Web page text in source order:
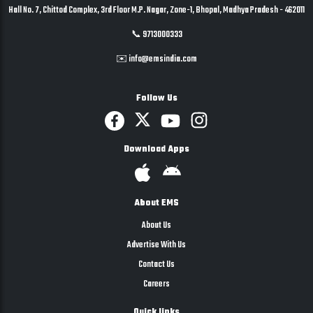
Hall No. 7, Chittod Complex, 3rd Floor M.P. Nagar, Zone-1, Bhopal, Madhya Pradesh - 462011
📞 9713000333
✉️ info@emsindia.com
Follow Us
Download Apps
About EMS
About Us
Advertise With Us
Contact Us
Careers